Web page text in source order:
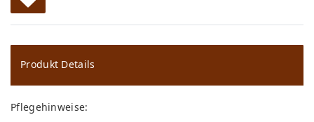
W
u
ns
ch
Produkt Details
Pflegehinweise: